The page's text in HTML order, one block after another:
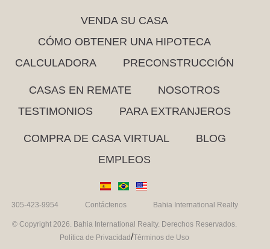
VENDA SU CASA
CÓMO OBTENER UNA HIPOTECA
CALCULADORA
PRECONSTRUCCIÓN
CASAS EN REMATE
NOSOTROS
TESTIMONIOS
PARA EXTRANJEROS
COMPRA DE CASA VIRTUAL
BLOG
EMPLEOS
305-423-9954 Contáctenos Bahia International Realty
© Copyright 2026. Bahia International Realty. Derechos Reservados.
Política de Privacidad/Términos de Uso